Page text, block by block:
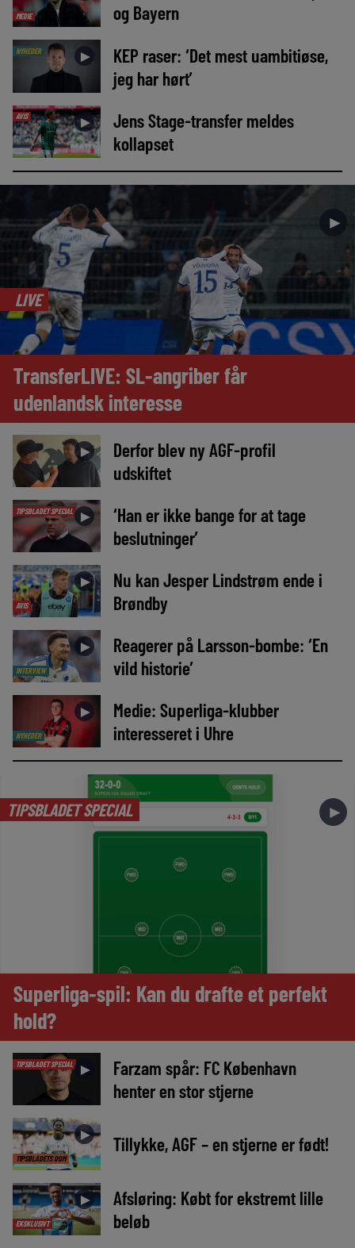
MEDIE
og Bayern
NYHEDER ►
KEP raser: ‘Det mest uambitiøse,
jeg har hørt’
AVIS ►
Jens Stage-transfer meldes
kollapset
►
LIVE
TransferLIVE: SL-angriber får
udenlandsk interesse
►
Derfor blev ny AGF-profil
udskiftet
TIPSBLADET SPECIAL ►
‘Han er ikke bange for at tage
beslutninger’
AVIS
►
Nu kan Jesper Lindstrøm ende i
Brøndby
INTERVIEW
►
Reagerer på Larsson-bombe: ‘En
vild historie’
NYHEDER
►
Medie: Superliga-klubber
interesseret i Uhre
TIPSBLADET SPECIAL ►
Superliga-spil: Kan du drafte et perfekt
hold?
TIPSBLADET SPECIAL ►
Farzam spår: FC København
henter en stor stjerne
TIPSBLADETS DOM
► Tillykke, AGF – en stjerne er født!
EKSKLUSIVT
►
Afsløring: Købt for ekstremt lille
beløb